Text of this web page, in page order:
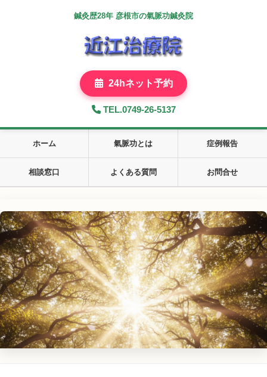
鍼灸歴28年 彦根市の氣脈功鍼灸院
24hネット予約
TEL.0749-26-5137
ホーム 氣脈功とは 症例報告
相談窓口 よくある質問 お問合せ